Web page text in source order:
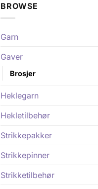
BROWSE
Garn
Gaver
Brosjer
Heklegarn
Hekletilbehør
Strikkepakker
Strikkepinner
Strikketilbehør